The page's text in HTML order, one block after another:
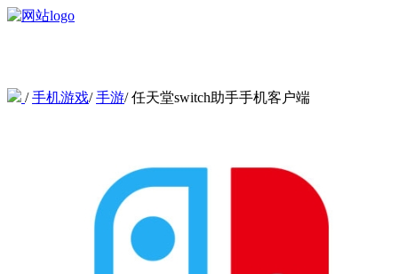
/手机游戏/手游/任天堂switch助手手机客户端